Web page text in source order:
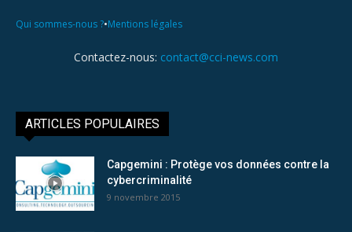
Qui sommes-nous ?•Mentions légales
Contactez-nous: contact@cci-news.com
ARTICLES POPULAIRES
Capgemini : Protège vos données contre la
cybercriminalité
9 novembre 2015